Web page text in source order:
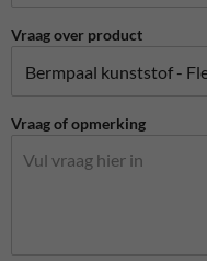
Vraag over product
Vraag of opmerking